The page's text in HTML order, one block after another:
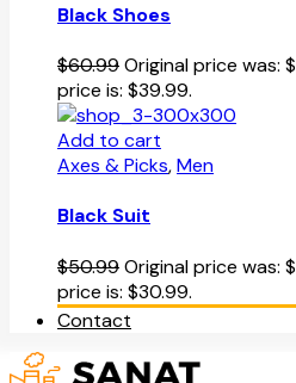
Black Shoes
$60.99Original price was:
price is: $39.99.
Add to cart
Axes & Picks,Men
Black Suit
$50.99Original price was:
price is: $30.99.
Contact